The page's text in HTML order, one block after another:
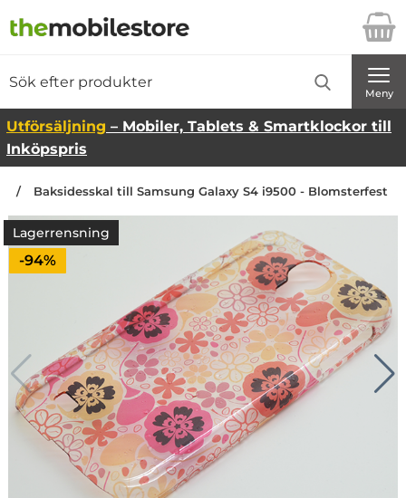
Startsidan för Danira Telecom AB
Meny
Utförsäljning – Mobiler, Tablets & Smartklockor till
Inköpspris
Baksidesskal till Samsung Galaxy S4 i9500 - Blomsterfest
Lagerrensning
Priset är nedsatt med
-94%